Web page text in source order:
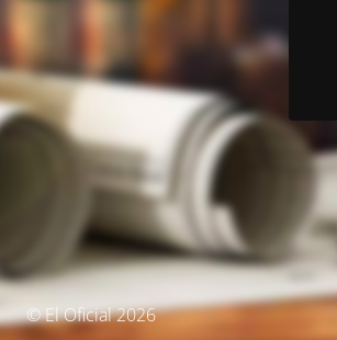
© El Oficial 2026